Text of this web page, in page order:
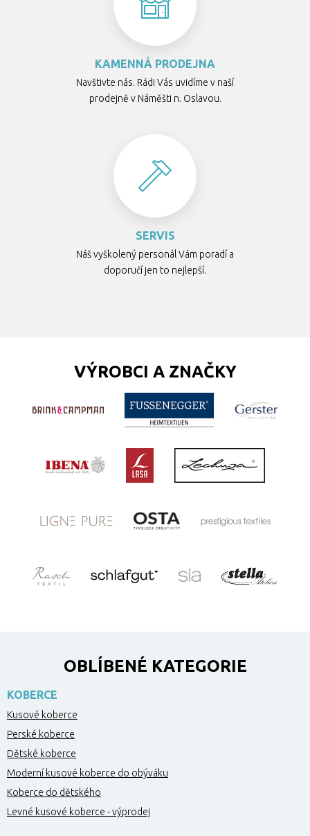
KAMENNÁ PRODEJNA
Navštivte nás. Rádi Vás uvidíme v naší
prodejně v Náměšti n. Oslavou.
SERVIS
Náš vyškolený personál Vám poradí a
doporučí jen to nejlepší.
VÝROBCI A ZNAČKY
OBLÍBENÉ KATEGORIE
KOBERCE
Kusové koberce
Perské koberce
Dětské koberce
Moderní kusové koberce do obýváku
Koberce do dětského
Levné kusové koberce - výprodej